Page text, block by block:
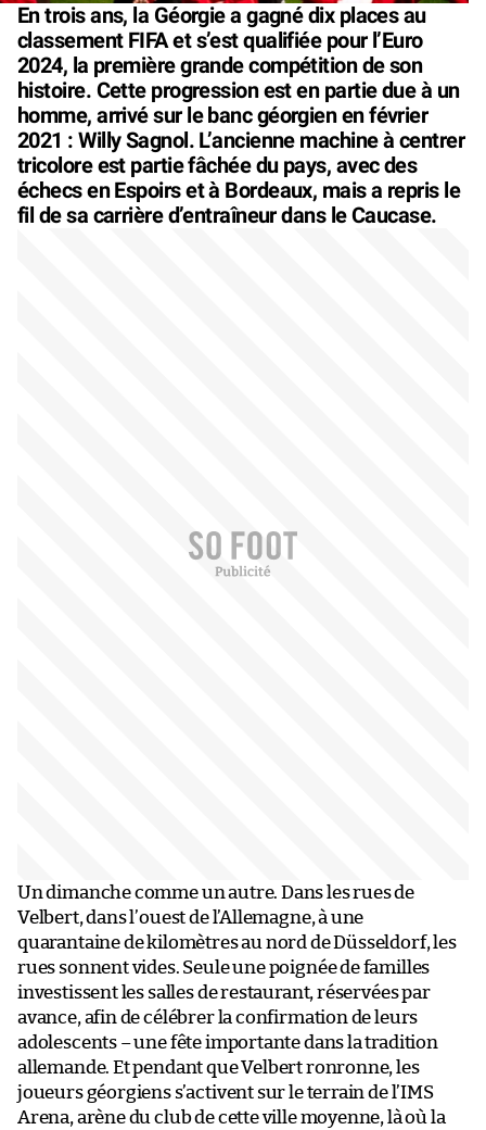
En trois ans, la Géorgie a gagné dix places au
classement FIFA et s’est qualifiée pour l’Euro
2024, la première grande compétition de son
histoire. Cette progression est en partie due à un
homme, arrivé sur le banc géorgien en février
2021 : Willy Sagnol. L’ancienne machine à centrer
tricolore est partie fâchée du pays, avec des
échecs en Espoirs et à Bordeaux, mais a repris le
fil de sa carrière d’entraîneur dans le Caucase.
Un dimanche comme un autre. Dans les rues de
Velbert, dans l’ouest de l’Allemagne, à une
quarantaine de kilomètres au nord de Düsseldorf, les
rues sonnent vides. Seule une poignée de familles
investissent les salles de restaurant, réservées par
avance, afin de célébrer la confirmation de leurs
adolescents – une fête importante dans la tradition
allemande. Et pendant que Velbert ronronne, les
joueurs géorgiens s’activent sur le terrain de l’IMS
Arena, arène du club de cette ville moyenne, là où la